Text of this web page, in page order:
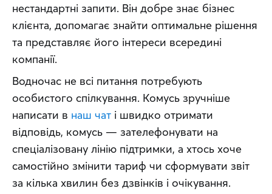
нестандартні запити. Він добре знає бізнес
клієнта, допомагає знайти оптимальне рішення
та представляє його інтереси всередині
компанії.
Водночас не всі питання потребують
особистого спілкування. Комусь зручніше
написати в наш чат і швидко отримати
відповідь, комусь — зателефонувати на
спеціалізовану лінію підтримки, а хтось хоче
самостійно змінити тариф чи сформувати звіт
за кілька хвилин без дзвінків і очікування.